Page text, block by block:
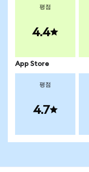
평점
4.4
App Store
평점
4.7